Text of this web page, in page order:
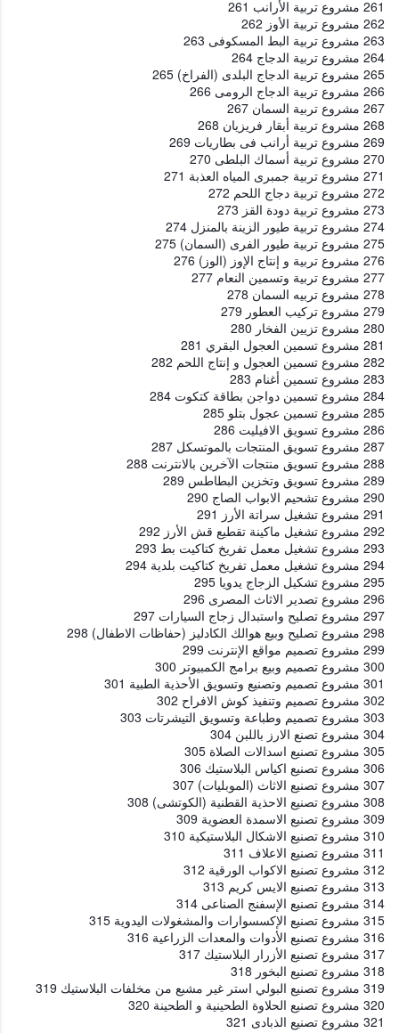
261 مشروع تربية الأرانب 261
262 مشروع تربية الأوز 262
263 مشروع تربية البط المسكوفى 263
264 مشروع تربية الدجاج 264
265 مشروع تربية الدجاج البلدى (الفراخ) 265
266 مشروع تربية الدجاج الرومى 266
267 مشروع تربية السمان 267
268 مشروع تربية أبقار فريزيان 268
269 مشروع تربية أرانب فى بطاريات 269
270 مشروع تربية أسماك البلطى 270
271 مشروع تربية جمبرى المياه العذبة 271
272 مشروع تربية دجاج اللحم 272
273 مشروع تربية دودة القز 273
274 مشروع تربية طيور الزينة بالمنزل 274
275 مشروع تربية طيور الفرى (السمان) 275
276 مشروع تربية و إنتاج الإوز (الوز) 276
277 مشروع تربية وتسمين النعام 277
278 مشروع تربيه السمان 278
279 مشروع تركيب العطور 279
280 مشروع تزيين الفخار 280
281 مشروع تسمين العجول البقري 281
282 مشروع تسمين العجول و إنتاج اللحم 282
283 مشروع تسمين أغنام 283
284 مشروع تسمين دواجن بطاقة كتكوت 284
285 مشروع تسمين عجول بتلو 285
286 مشروع تسويق الافيليت 286
287 مشروع تسويق المنتجات بالموتسكل 287
288 مشروع تسويق منتجات الآخرين بالانترنت 288
289 مشروع تسويق وتخزين البطاطس 289
290 مشروع تشحيم الابواب الصاج 290
291 مشروع تشغيل سراتة الأرز 291
292 مشروع تشغيل ماكينة تقطيع قش الأرز 292
293 مشروع تشغيل معمل تفريخ كتاكيت بط 293
294 مشروع تشغيل معمل تفريخ كتاكيت بلدية 294
295 مشروع تشكيل الزجاج يدويا 295
296 مشروع تصدير الاثاث المصرى 296
297 مشروع تصليح واستبدال زجاج السيارات 297
298 مشروع تصليح وبيع هوالك الكادليز (حفاظات الاطفال) 298
299 مشروع تصميم مواقع الإنترنت 299
300 مشروع تصميم وبيع برامج الكمبيوتر 300
301 مشروع تصميم وتصنيع وتسويق الأحذية الطبية 301
302 مشروع تصميم وتنفيذ كوش الافراح 302
303 مشروع تصميم وطباعة وتسويق التيشرتات 303
304 مشروع تصنع الارز باللبن 304
305 مشروع تصنيع اسدالات الصلاة 305
306 مشروع تصنيع اكياس البلاستيك 306
307 مشروع تصنيع الاثاث (الموبليات) 307
308 مشروع تصنيع الاحذية القطنية (الكوتشى) 308
309 مشروع تصنيع الاسمدة العضوية 309
310 مشروع تصنيع الاشكال البلاستيكية 310
311 مشروع تصنيع الاعلاف 311
312 مشروع تصنيع الاكواب الورقية 312
313 مشروع تصنيع الايس كريم 313
314 مشروع تصنيع الإسفنج الصناعى 314
315 مشروع تصنيع الإكسسوارات والمشغولات اليدوية 315
316 مشروع تصنيع الأدوات والمعدات الزراعية 316
317 مشروع تصنيع الأزرار البلاستيك 317
318 مشروع تصنيع البخور 318
319 مشروع تصنيع البولي استر غير مشبع من مخلفات البلاستيك 319
320 مشروع تصنيع الحلاوة الطحينية و الطحينة 320
321 مشروع تصنيع الذبادى 321